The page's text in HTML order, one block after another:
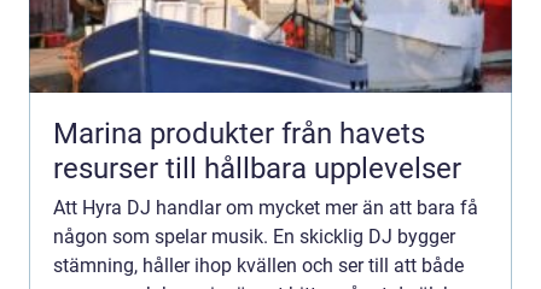
Marina produkter från havets
resurser till hållbara upplevelser
Att Hyra DJ handlar om mycket mer än att bara få
någon som spelar musik. En skicklig DJ bygger
stämning, håller ihop kvällen och ser till att både